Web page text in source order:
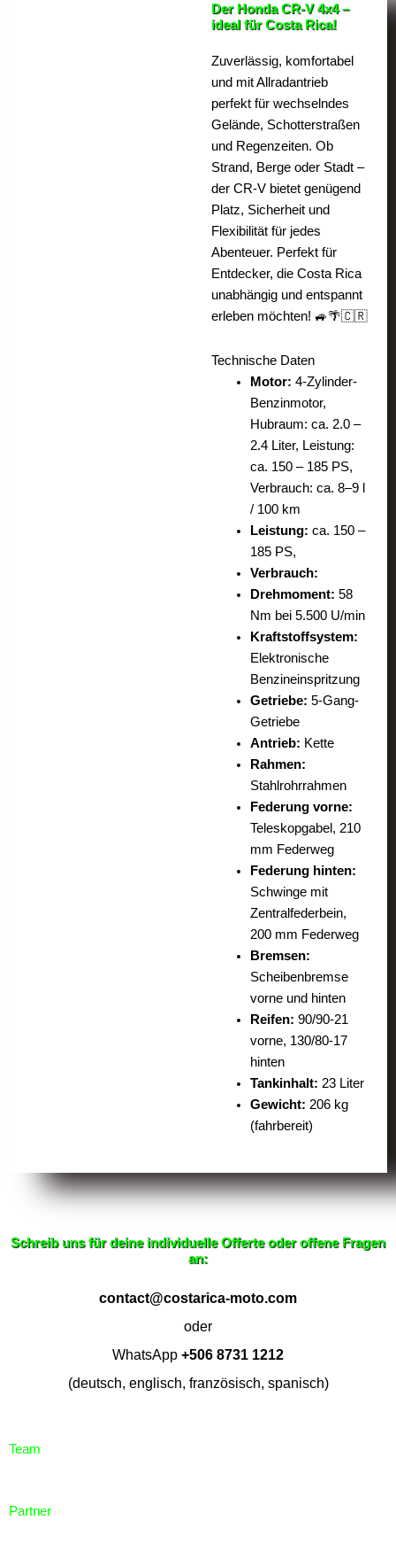
Der Honda CR-V 4x4 –
ideal für Costa Rica!
Zuverlässig, komfortabel
und mit Allradantrieb
perfekt für wechselndes
Gelände, Schotterstraßen
und Regenzeiten. Ob
Strand, Berge oder Stadt –
der CR-V bietet genügend
Platz, Sicherheit und
Flexibilität für jedes
Abenteuer. Perfekt für
Entdecker, die Costa Rica
unabhängig und entspannt
erleben möchten! 🚙🌴🇨🇷
Technische Daten
Motor: 4-Zylinder-
Benzinmotor,
Hubraum: ca. 2.0 –
2.4 Liter, Leistung:
ca. 150 – 185 PS,
Verbrauch: ca. 8–9 l
/ 100 km
Leistung: ca. 150 –
185 PS,
Verbrauch:
Drehmoment: 58
Nm bei 5.500 U/min
Kraftstoffsystem:
Elektronische
Benzineinspritzung
Getriebe: 5-Gang-
Getriebe
Antrieb: Kette
Rahmen:
Stahlrohrrahmen
Federung vorne:
Teleskopgabel, 210
mm Federweg
Federung hinten:
Schwinge mit
Zentralfederbein,
200 mm Federweg
Bremsen:
Scheibenbremse
vorne und hinten
Reifen: 90/90-21
vorne, 130/80-17
hinten
Tankinhalt: 23 Liter
Gewicht: 206 kg
(fahrbereit)
Schreib uns für deine individuelle Offerte oder offene Fragen
an:
contact@costarica-moto.com
oder
WhatsApp +506 8731 1212
(deutsch, englisch, französisch, spanisch)
Team
Partner